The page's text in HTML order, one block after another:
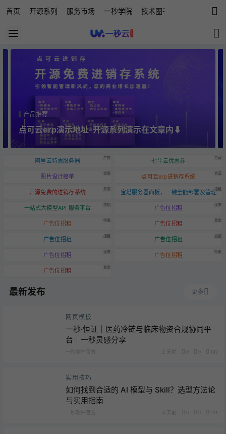
首页 开源系列 服务市场 一秒学院 技术圈子 源
产品推荐
点可云erp演示地址-开源系列演示在文章内⬇️
阿里云特惠服务器 广告 七牛云优惠券 自营
图片设计接单 优质 点可云erp进销存系统 自营
开源免费的进销存系统 开源 宝塔服务器面板，一键全能部署及管理招租
一站式大模型API 服务平台 热招 广告位招租 优质
广告位招租 特惠 广告位招租 黄金
广告位招租 招租 广告位招租 热招
广告位招租 优质 广告位招租 特惠
广告位招租 黄金
最新发布 更多
网页模板
一秒·恒证｜医药冷链与临床物资合规协同平
台｜一秒灵感分享
一秒软件官方 142
实用技巧
如何找到合适的 AI 模型与 Skill？选型方法论
与实用指南
一秒软件官方 231